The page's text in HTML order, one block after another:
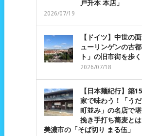
戸升本 本店」
2026/07/19
【ドイツ】中世の
ューリンゲンの古
ト」の旧市街を歩く
2026/07/18
【日本麺紀行】築
家で味わう！「う
町並み」の名店で
挽き手打ち蕎麦と
美濃市の「そば切り まる伍」